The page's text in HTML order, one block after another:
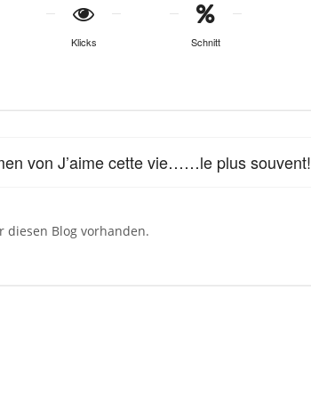
Klicks Schnitt
von J’aime cette vie……le plus souvent!
diesen Blog vorhanden.